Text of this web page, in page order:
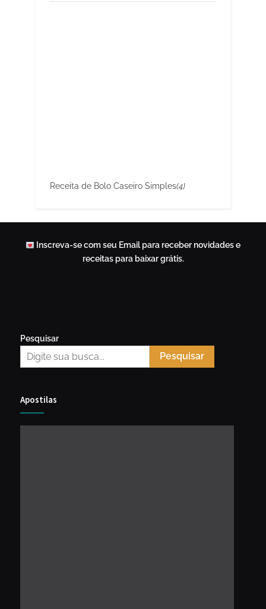
Receita de Bolo Caseiro Simples(4)
Inscreva-se com seu Email para receber novidades e
receitas para baixar grátis.
Pesquisar
Pesquisar
Apostilas